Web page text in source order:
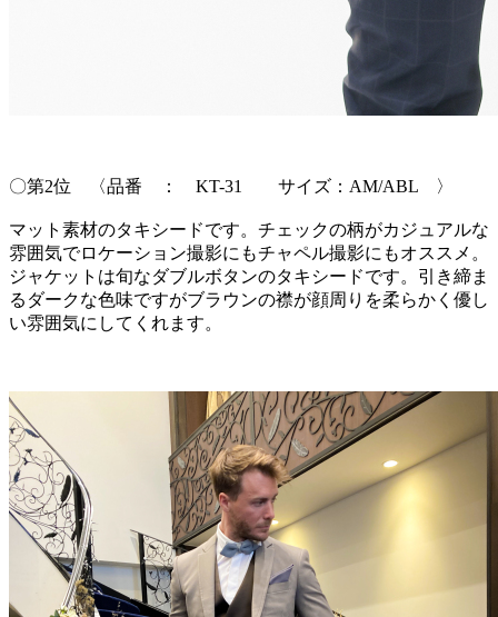
〇第2位 〈品番 ： KT-31 サイズ：AM/ABL 〉
マット素材のタキシードです。チェックの柄がカジュアルな
雰囲気でロケーション撮影にもチャペル撮影にもオススメ。
ジャケットは旬なダブルボタンのタキシードです。引き締ま
るダークな色味ですがブラウンの襟が顔周りを柔らかく優し
い雰囲気にしてくれます。